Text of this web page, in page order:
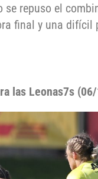
repuso el
final y una difícil
las Leonas7s